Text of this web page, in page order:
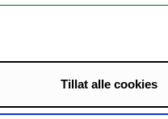
Tillat alle cookies